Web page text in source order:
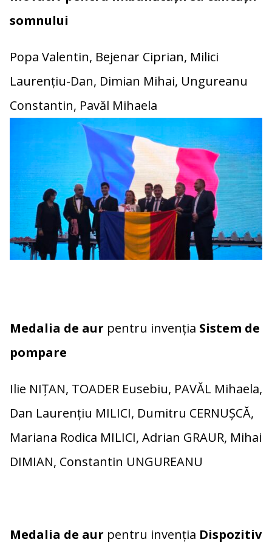
somnului
Popa Valentin, Bejenar Ciprian, Milici
Laurențiu-Dan, Dimian Mihai, Ungureanu
Constantin, Pavăl Mihaela
Medalia de aur pentru invenția Sistem de
pompare
Ilie NIŢAN, TOADER Eusebiu, PAVĂL Mihaela,
Dan Laurenţiu MILICI, Dumitru CERNUȘCĂ,
Mariana Rodica MILICI, Adrian GRAUR, Mihai
DIMIAN, Constantin UNGUREANU
Medalia de aur pentru invenția Dispozitiv